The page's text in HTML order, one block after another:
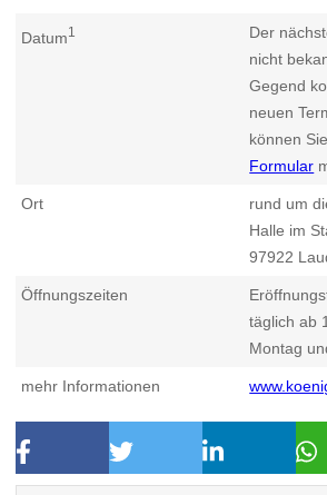
Datum1
Der
nicht
Gegend
neuen
können
Formular
Ort
rund um
Halle im
97922
Öffnungszeiten
täglich ab
Montag
mehr Informationen